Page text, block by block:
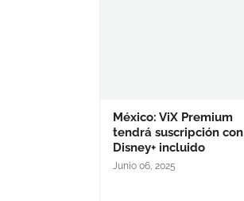
México: ViX Premium
tendrá suscripción con
Disney+ incluido
Junio 06, 2025